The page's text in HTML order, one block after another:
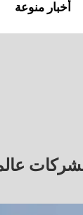
أخبار منوعة